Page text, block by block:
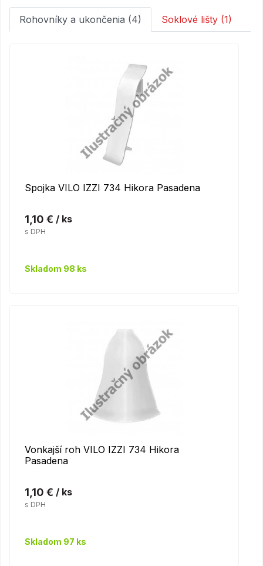
Rohovníky a ukončenia (4) Soklové lišty (1)
Spojka VILO IZZI 734 Hikora Pasadena
1,10 € / ks
s DPH
Skladom 98 ks
Vonkajší roh VILO IZZI 734 Hikora
Pasadena
1,10 € / ks
s DPH
Skladom 97 ks